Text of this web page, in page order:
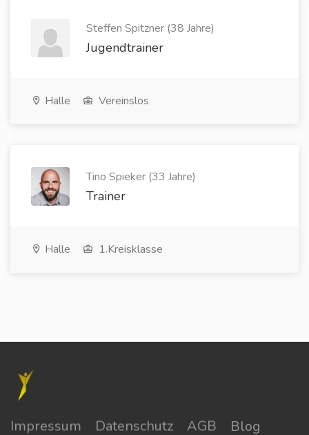
Steffen Spitzner (38 Jahre)
Jugendtrainer
Halle Vereinslos
Tino Spieker (33 Jahre)
Trainer
Halle 1.Kreisklasse
Impressum Datenschutz AGB Blog